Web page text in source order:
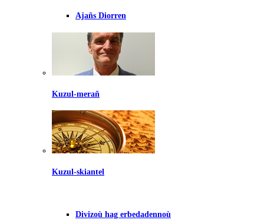
Ajañs Diorren
Kuzul-merañ
Kuzul-skiantel
Divizoù hag erbedadennoù